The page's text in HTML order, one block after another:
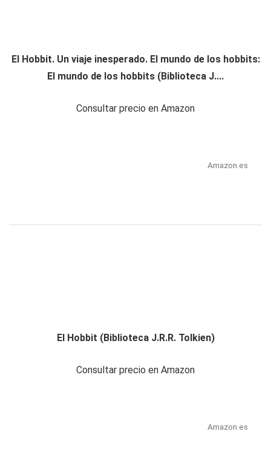
El Hobbit. Un viaje inesperado. El mundo de los hobbits:
El mundo de los hobbits (Biblioteca J....
Consultar precio en Amazon
Amazon.es
El Hobbit (Biblioteca J.R.R. Tolkien)
Consultar precio en Amazon
Amazon.es